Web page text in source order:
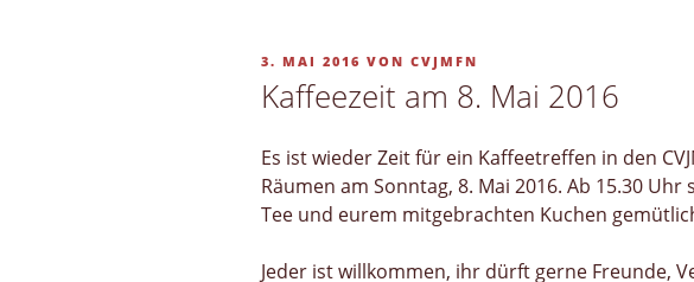
VERÖFFENTLICHT
3. MAI 2016 VON CVJMFN
Kaffeezeit am 8. Mai 2016
Es ist wieder Zeit für ein Kaffeetreffen in den
Räumen am Sonntag, 8. Mai 2016. Ab 15.30 Uhr
Tee und eurem mitgebrachten Kuchen
Jeder ist willkommen, ihr dürft gerne Freunde,